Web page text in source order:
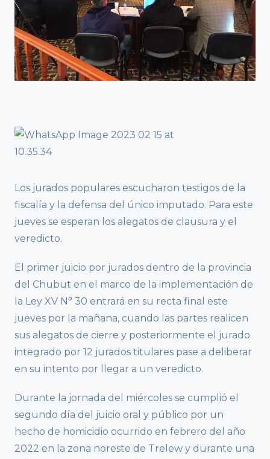
Los jurados populares escucharon testigos de la
fiscalía y la defensa del único imputado. Para este
jueves se esperan los alegatos de clausura y el
veredicto.
El primer juicio por jurados dentro de la provincia
del Chubut en el marco de la implementación de
la Ley XV N° 30 entrará en su recta final este
jueves por la mañana, cuando las partes realicen
sus alegatos de cierre y posteriormente el jurado
integrado por 12 jurados titulares pase a deliberar
en su intento por llegar a un veredicto.
Durante la jornada del miércoles se cumplió el
segundo día del juicio oral y público por un
hecho de homicidio ocurrido en febrero del año
2022 en la zona noreste de Trelew y durante una